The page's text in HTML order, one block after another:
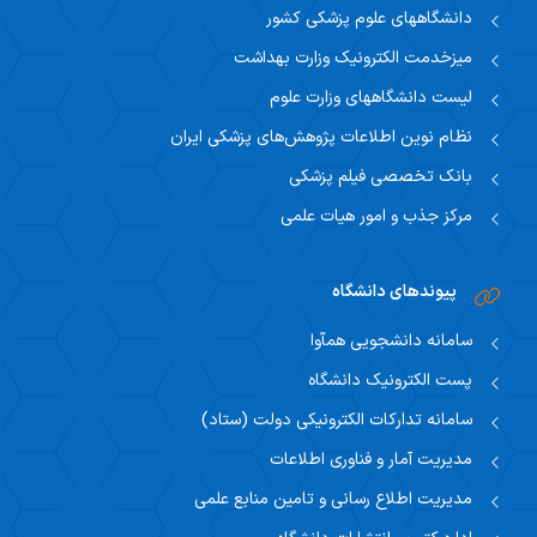
مرکز تحقیقاتی نوروفیزیولوژی
اساتید
فرم ها و فرایند های پژوهشی
اساتید مشاور
مسئول اساتید مشاور
استاد مشاور
تقویم دانشگاهی
راهنمای جامع اعتباربخشی
دانشگاههای علوم پزشکی کشور
میزخدمت الکترونیک وزارت بهداشت
لیست دانشگاههای وزارت علوم
نظام نوین اطلاعات پژوهش‌های پزشکی ایران
بانک تخصصی فیلم پزشکی
مرکز جذب و امور هیات علمی
پیوندهای دانشگاه
سامانه دانشجویی همآوا
پست الکترونیک دانشگاه
سامانه تدارکات الکترونیکی دولت (ستاد)
مدیریت آمار و فناوری اطلاعات
مدیریت اطلاع رسانی و تامین منابع علمی